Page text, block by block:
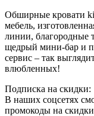
Обширные кровати
мебель,
линии, благородные
щедрый мини-бар и
сервис – так
влюбленных!
Подписка на скидки:
В наших соцсетях
промокоды на